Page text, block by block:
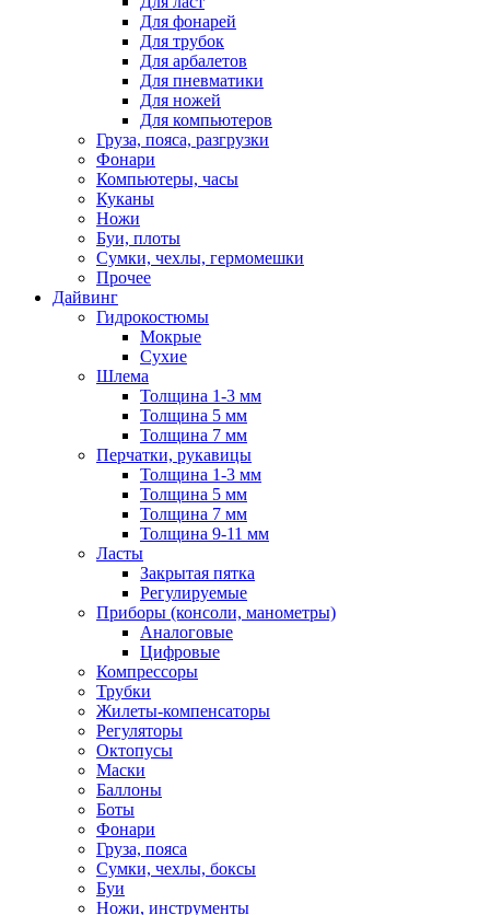
Для фонарей
Для трубок
Для арбалетов
Для пневматики
Для ножей
Для компьютеров
Груза, пояса, разгрузки
Фонари
Компьютеры, часы
Куканы
Ножи
Буи, плоты
Сумки, чехлы, гермомешки
Прочее
Дайвинг
Гидрокостюмы
Мокрые
Сухие
Шлема
Толщина 1-3 мм
Толщина 5 мм
Толщина 7 мм
Перчатки, рукавицы
Толщина 1-3 мм
Толщина 5 мм
Толщина 7 мм
Толщина 9-11 мм
Ласты
Закрытая пятка
Регулируемые
Приборы (консоли, манометры)
Аналоговые
Цифровые
Компрессоры
Трубки
Жилеты-компенсаторы
Регуляторы
Октопусы
Маски
Баллоны
Боты
Фонари
Груза, пояса
Сумки, чехлы, боксы
Буи
Ножи, инструменты